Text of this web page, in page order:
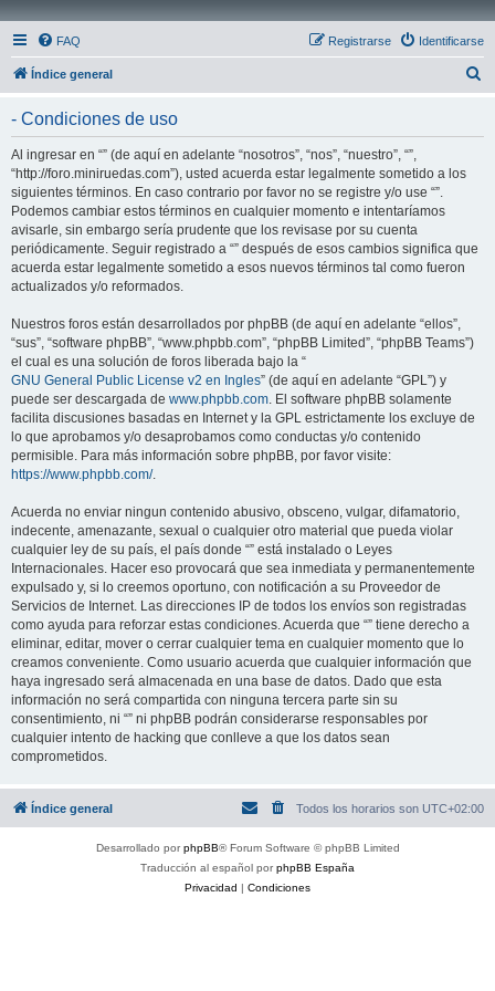
FAQ Identificarse
Registrarse
Índice general
- Condiciones de uso
Al ingresar en “” (de aquí en adelante “nosotros”, “nos”, “nuestro”, “”,
“http://foro.miniruedas.com”), usted acuerda estar legalmente sometido a los
siguientes términos. En caso contrario por favor no se registre y/o use “”.
Podemos cambiar estos términos en cualquier momento e intentaríamos
avisarle, sin embargo sería prudente que los revisase por su cuenta
periódicamente. Seguir registrado a “” después de esos cambios significa que
acuerda estar legalmente sometido a esos nuevos términos tal como fueron
actualizados y/o reformados.
Nuestros foros están desarrollados por phpBB (de aquí en adelante “ellos”,
“sus”, “software phpBB”, “www.phpbb.com”, “phpBB Limited”, “phpBB Teams”)
el cual es una solución de foros liberada bajo la “
GNU General Public License v2 en Ingles” (de aquí en adelante “GPL”) y
puede ser descargada de www.phpbb.com. El software phpBB solamente
facilita discusiones basadas en Internet y la GPL estrictamente los excluye de
lo que aprobamos y/o desaprobamos como conductas y/o contenido
permisible. Para más información sobre phpBB, por favor visite:
https://www.phpbb.com/.
Acuerda no enviar ningun contenido abusivo, obsceno, vulgar, difamatorio,
indecente, amenazante, sexual o cualquier otro material que pueda violar
cualquier ley de su país, el país donde “” está instalado o Leyes
Internacionales. Hacer eso provocará que sea inmediata y permanentemente
expulsado y, si lo creemos oportuno, con notificación a su Proveedor de
Servicios de Internet. Las direcciones IP de todos los envíos son registradas
como ayuda para reforzar estas condiciones. Acuerda que “” tiene derecho a
eliminar, editar, mover o cerrar cualquier tema en cualquier momento que lo
creamos conveniente. Como usuario acuerda que cualquier información que
haya ingresado será almacenada en una base de datos. Dado que esta
información no será compartida con ninguna tercera parte sin su
consentimiento, ni “” ni phpBB podrán considerarse responsables por
cualquier intento de hacking que conlleve a que los datos sean
comprometidos.
Índice general Todos los horarios son UTC+02:00
Desarrollado porphpBB® Forum Software © phpBB Limited
Traducción al español porphpBB España
Privacidad | Condiciones